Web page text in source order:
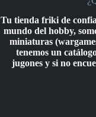
Tu tienda friki de
mundo del hobby,
miniaturas
tenemos un
jugones y si no